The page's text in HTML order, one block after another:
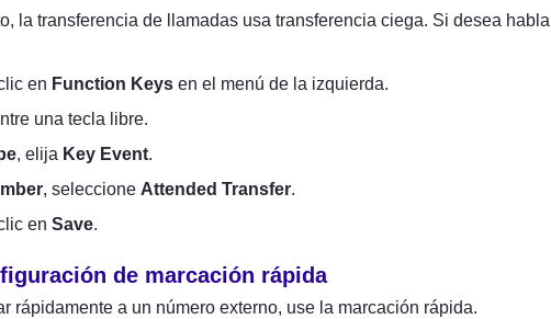
la transferencia de llamadas usa transferencia ciega. Si desea
en Function Keys en el menú de la izquierda.
una tecla libre.
, elija Key Event.
, seleccione Attended Transfer.
en Save.
de marcación rápida
rápidamente a un número externo, use la marcación rápida.